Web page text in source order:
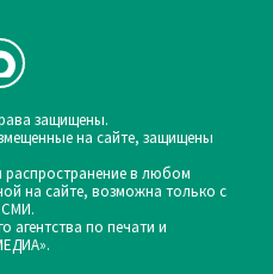
защищены.
на сайте, защищены
распространение в любом
на сайте, возможна только с
СМИ.
агентства по печати и